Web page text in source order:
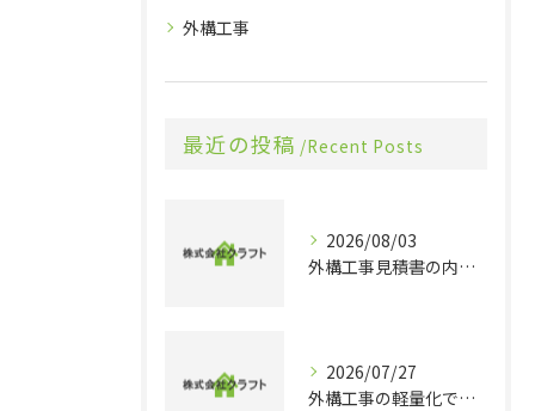
外構工事
最近の投稿 Recent Posts
2026/08/03
外構工事見積書の内訳や相場感を整理し賢く比較する実践ガイド
2026/07/27
外構工事の軽量化で千葉県旭市香取市の理想的な住まいとコスト削減を実現するポイント